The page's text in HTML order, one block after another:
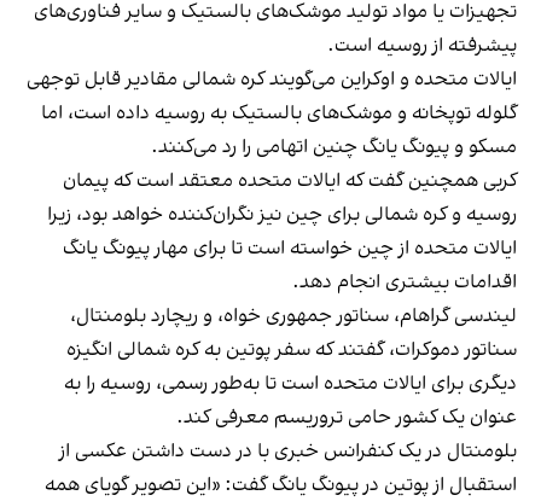
تجهیزات یا مواد تولید موشک‌های بالستیک و سایر فناوری‌های
پیشرفته از روسیه است.
ایالات متحده و اوکراین می‌گویند کره شمالی مقادیر قابل توجهی
گلوله توپخانه و موشک‌های بالستیک به روسیه داده است، اما
مسکو و پیونگ یانگ چنین اتهامی را رد می‌کنند.
کربی همچنین گفت که ایالات متحده معتقد است که پیمان
روسیه و کره شمالی برای چین نیز نگران‌کننده خواهد بود، زیرا
ایالات متحده از چین خواسته است تا برای مهار پیونگ یانگ
اقدامات بیشتری انجام دهد.
لیندسی گراهام، سناتور جمهوری خواه، و ریچارد بلومنتال،
سناتور دموکرات، گفتند که سفر پوتین به کره شمالی انگیزه
دیگری برای ایالات متحده است تا به‌طور رسمی، روسیه را به
عنوان یک کشور حامی تروریسم معرفی کند.
بلومنتال در یک کنفرانس خبری با در دست داشتن عکسی از
استقبال از پوتین در پیونگ یانگ گفت: «این تصویر گویای همه